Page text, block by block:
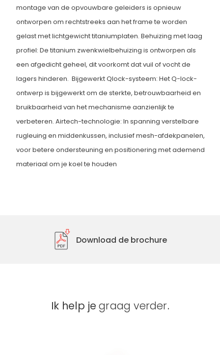
montage van de opvouwbare geleiders is opnieuw
ontworpen om rechtstreeks aan het frame te worden
gelast met lichtgewicht titaniumplaten. Behuizing met laag
profiel: De titanium zwenkwielbehuizing is ontworpen als
een afgedicht geheel, dit voorkomt dat vuil of vocht de
lagers hinderen. Bijgewerkt Qlock-systeem: Het Q-lock-
ontwerp is bijgewerkt om de sterkte, betrouwbaarheid en
bruikbaarheid van het mechanisme aanzienlijk te
verbeteren. Airtech-technologie: In spanning verstelbare
rugleuing en middenkussen, inclusief mesh-afdekpanelen,
voor betere ondersteuning en positionering met ademend
materiaal om je koel te houden
Download de brochure
Ik help jegraag verder.